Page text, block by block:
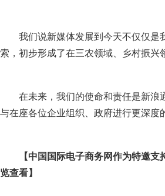
我们说新媒体发展到今天不仅仅
索，初步形成了在三农领域、乡村振
在未来，我们的使命和责任是新
与在座各位企业组织、政府进行更深度
【中国国际电子商务网作为特邀
览查看】